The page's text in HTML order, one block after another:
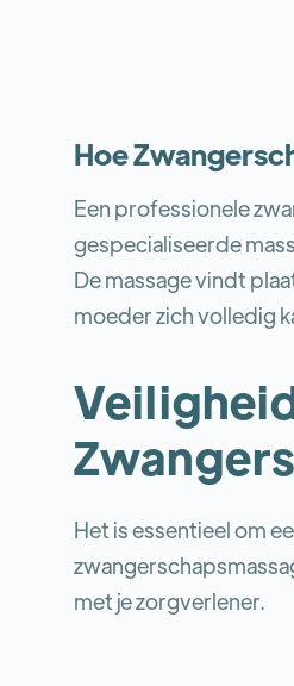
Hoe
Een professionele
gespecialiseerde
De massage vindt
moeder zich volledig
Het is essentieel om
met je zorgverlener.